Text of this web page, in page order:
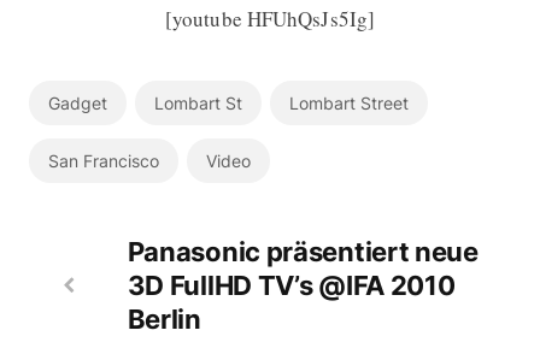
[youtube HFUhQsJs5Ig]
Gadget Lombart St Lombart Street
San Francisco Video
Panasonic präsentiert neue
3D FullHD TV’s @IFA 2010
Berlin